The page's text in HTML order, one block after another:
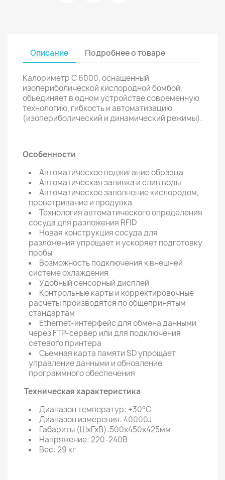
Описание Подробнее о товаре
Калориметр C 6000, оснащенный
изопериболической кислородной бомбой,
объединяет в одном устройстве современную
технологию, гибкость и автоматизацию
(изопериболический и динамический режимы).
Особенности
Автоматическое поджигание образца
Автоматическая заливка и слив воды
Автоматическое заполнение кислородом,
проветривание и продувка
Технология автоматического определения
сосуда для разложения RFID
Новая конструкция сосуда для
разложения упрощает и ускоряет подготовку
пробы
Возможность подключения к внешней
системе охлаждения
Удобный сенсорный дисплей
Контрольные карты и корректировочные
расчеты производятся по общепринятым
стандартам
Ethernet-интерфейс для обмена данными
через FTP-сервер или для подключения
сетевого принтера
Съемная карта памяти SD упрощает
управление данными и обновление
программного обеспечения
Техническая характеристика
Диапазон температур: +30°C
Диапазон измерения: 40000J
Габариты (ШхГхВ):500х450х425мм
Напряжение: 220-240В
Вес: 29 кг